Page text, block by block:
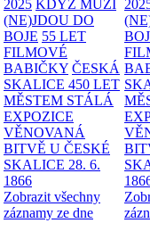
2025 KDYŽ MUŽI
(NE)JDOU DO
BOJE 55 LET
FILMOVÉ
BABIČKY ČESKÁ
SKALICE 450 LET
MĚSTEM STÁLÁ
EXPOZICE
VĚNOVANÁ
BITVĚ U ČESKÉ
SKALICE 28. 6.
1866
Zobrazit všechny
záznamy ze dne